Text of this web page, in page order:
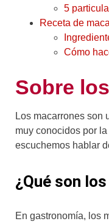
5
Receta de
Cómo
Sobre
Los macarrones son
muy conocidos por
escuchemos hablar
¿Qué son
En gastronomía, los